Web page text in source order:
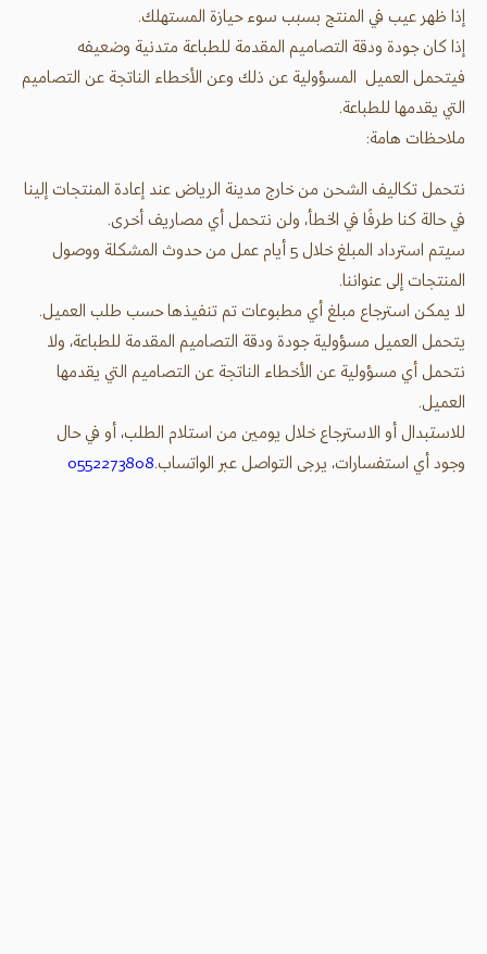
إذا ظهر عيب في المنتج بسبب سوء حيازة المستهلك.
إذا كان جودة ودقة التصاميم المقدمة للطباعة متدنية وضعيفه
فيتحمل العميل المسؤولية عن ذلك وعن الأخطاء الناتجة عن التصاميم
التي يقدمها للطباعة.
ملاحظات هامة:
نتحمل تكاليف الشحن من خارج مدينة الرياض عند إعادة المنتجات إلينا
في حالة كنا طرفًا في الخطأ، ولن نتحمل أي مصاريف أخرى.
سيتم استرداد المبلغ خلال 5 أيام عمل من حدوث المشكلة ووصول
المنتجات إلى عنواننا.
لا يمكن استرجاع مبلغ أي مطبوعات تم تنفيذها حسب طلب العميل.
يتحمل العميل مسؤولية جودة ودقة التصاميم المقدمة للطباعة، ولا
نتحمل أي مسؤولية عن الأخطاء الناتجة عن التصاميم التي يقدمها
العميل.
للاستبدال أو الاسترجاع خلال يومين من استلام الطلب، أو في حال
وجود أي استفسارات، يرجى التواصل عبر الواتساب.0552273808